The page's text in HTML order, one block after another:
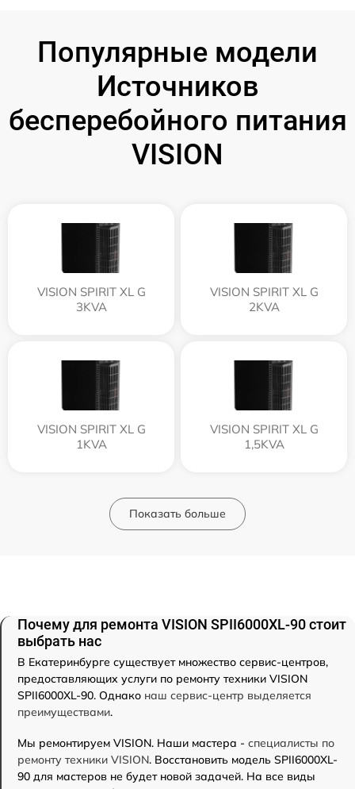
Популярные модели
Источников
бесперебойного питания
VISION
VISION SPIRIT XL G
3KVA
VISION SPIRIT XL G
2KVA
VISION SPIRIT XL G
1KVA
VISION SPIRIT XL G
1,5KVA
Показать больше
Почему для ремонта VISION SPII6000XL-90 стоит
выбрать нас
В Екатеринбурге существует множество сервис-центров,
предоставляющих услуги по ремонту техники VISION
SPII6000XL-90. Однако наш сервис-центр выделяется
преимуществами.
Мы ремонтируем VISION. Наши мастера - специалисты по
ремонту техники VISION. Восстановить модель SPII6000XL-
90 для мастеров не будет новой задачей. На все виды